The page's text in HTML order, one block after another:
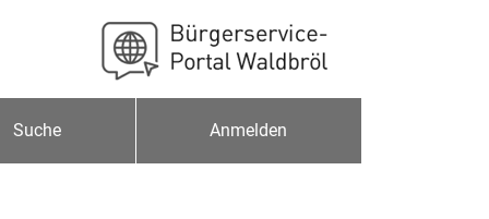
Suche Anmelden